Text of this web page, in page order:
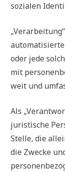
sozialen
oder jede
mit
weit und
Als
juristische
Stelle, die
die Zwecke